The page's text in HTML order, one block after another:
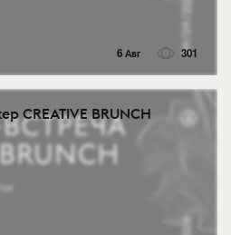
6 Авг 301
CREATIVE BRUNCH